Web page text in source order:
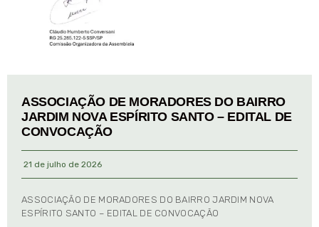
ASSOCIAÇÃO DE MORADORES DO BAIRRO
JARDIM NOVA ESPÍRITO SANTO – EDITAL DE
CONVOCAÇÃO
21 de julho de 2026
ASSOCIAÇÃO DE MORADORES DO BAIRRO JARDIM NOVA
ESPÍRITO SANTO – EDITAL DE CONVOCAÇÃO